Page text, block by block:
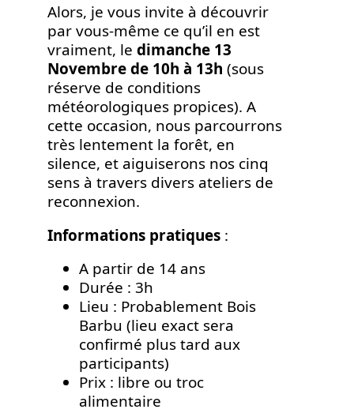
Alors, je vous invite à découvrir
par vous-même ce qu’il en est
vraiment, le dimanche 13
Novembre de 10h à 13h (sous
réserve de conditions
météorologiques propices). A
cette occasion, nous parcourrons
très lentement la forêt, en
silence, et aiguiserons nos cinq
sens à travers divers ateliers de
reconnexion.
Informations pratiques :
A partir de 14 ans
Durée : 3h
Lieu : Probablement Bois
Barbu (lieu exact sera
confirmé plus tard aux
participants)
Prix : libre ou troc
alimentaire